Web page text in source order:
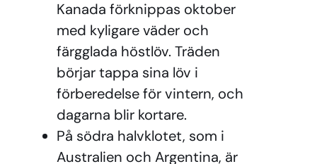
Kanada förknippas oktober
med kyligare väder och
färgglada höstlöv. Träden
börjar tappa sina löv i
förberedelse för vintern, och
dagarna blir kortare.
På södra halvklotet, som i
Australien och Argentina, är